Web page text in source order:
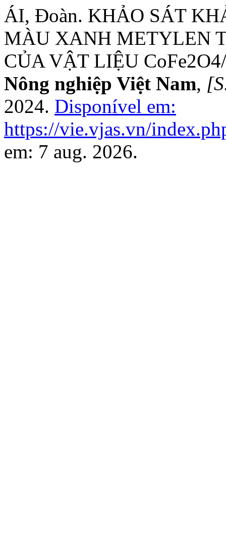
ÁI, Đoàn. KHẢO SÁT
MÀU XANH METYLEN
CỦA VẬT LIỆU
Nông nghiệp Việt Nam,
2024. Disponível em:
https://vie.vjas.vn/
em: 7 aug. 2026.